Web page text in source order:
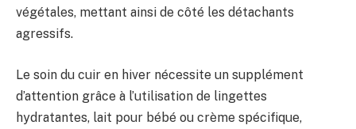
végétales, mettant ainsi de côté les détachants
agressifs.
Le soin du cuir en hiver nécessite un supplément
d’attention grâce à l’utilisation de lingettes
hydratantes, lait pour bébé ou crème spécifique,